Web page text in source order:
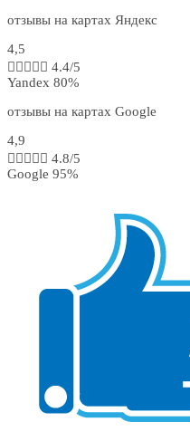
отзывы на картах Яндекс
4,5
     4.4/5
Yandex 80%
отзывы на картах Google
4,9
     4.8/5
Google 95%